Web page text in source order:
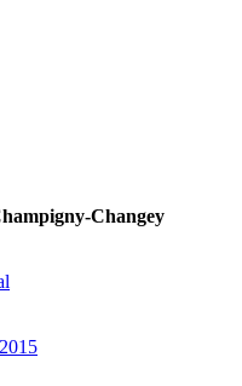
Changey